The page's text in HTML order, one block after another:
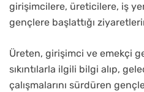
girişimcilere, üreticilere, iş
gençlere başlattığı
Üreten, girişimci ve emekçi
sıkıntılarla ilgili bilgi alıp,
çalışmalarını sürdüren